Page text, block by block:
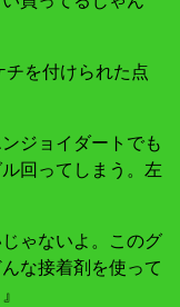
を付けられた点
ョイダートでも
回ってしまう。左
ゃないよ。このグ
な接着剤を使って